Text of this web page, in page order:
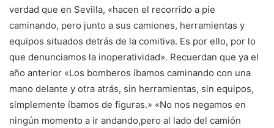
verdad que en Sevilla, «hacen el recorrido a pie
caminando, pero junto a sus camiones, herramientas y
equipos situados detrás de la comitiva. Es por ello, por lo
que denunciamos la inoperatividad». Recuerdan que ya el
año anterior «Los bomberos íbamos caminando con una
mano delante y otra atrás, sin herramientas, sin equipos,
simplemente íbamos de figuras.» «No nos negamos en
ningún momento a ir andando,pero al lado del camión